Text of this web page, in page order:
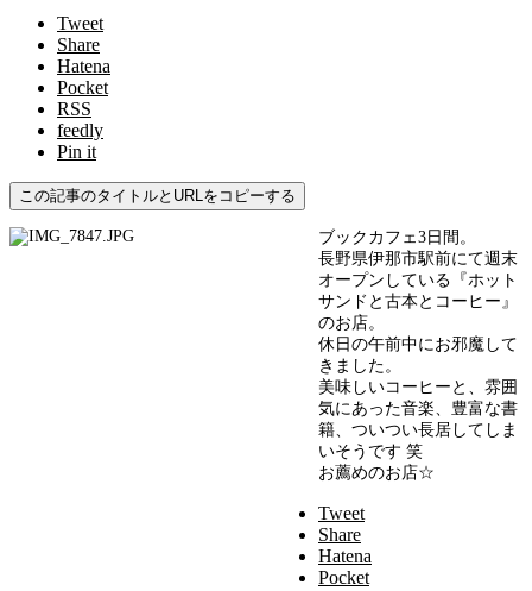
Tweet
Share
Hatena
Pocket
RSS
feedly
Pin it
この記事のタイトルとURLをコピーする
ブックカフェ3日間。
長野県伊那市駅前にて週末
オープンしている『ホット
サンドと古本とコーヒー』
のお店。
休日の午前中にお邪魔して
きました。
美味しいコーヒーと、雰囲
気にあった音楽、豊富な書
籍、ついつい長居してしま
いそうです 笑
お薦めのお店☆
Tweet
Share
Hatena
Pocket